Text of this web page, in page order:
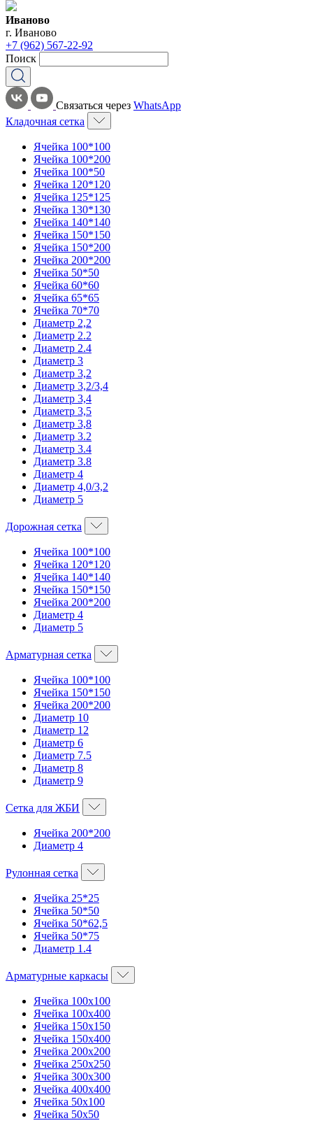
Иваново
г. Иваново
+7 (962) 567-22-92
Поиск
Связаться через WhatsApp
Кладочная сетка
Ячейка 100*100
Ячейка 100*200
Ячейка 100*50
Ячейка 120*120
Ячейка 125*125
Ячейка 130*130
Ячейка 140*140
Ячейка 150*150
Ячейка 150*200
Ячейка 200*200
Ячейка 50*50
Ячейка 60*60
Ячейка 65*65
Ячейка 70*70
Диаметр 2,2
Диаметр 2.2
Диаметр 2.4
Диаметр 3
Диаметр 3,2
Диаметр 3,2/3,4
Диаметр 3,4
Диаметр 3,5
Диаметр 3,8
Диаметр 3.2
Диаметр 3.4
Диаметр 3.8
Диаметр 4
Диаметр 4,0/3,2
Диаметр 5
Дорожная сетка
Ячейка 100*100
Ячейка 120*120
Ячейка 140*140
Ячейка 150*150
Ячейка 200*200
Диаметр 4
Диаметр 5
Арматурная сетка
Ячейка 100*100
Ячейка 150*150
Ячейка 200*200
Диаметр 10
Диаметр 12
Диаметр 6
Диаметр 7.5
Диаметр 8
Диаметр 9
Сетка для ЖБИ
Ячейка 200*200
Диаметр 4
Рулонная сетка
Ячейка 25*25
Ячейка 50*50
Ячейка 50*62,5
Ячейка 50*75
Диаметр 1.4
Арматурные каркасы
Ячейка 100х100
Ячейка 100х400
Ячейка 150х150
Ячейка 150х400
Ячейка 200х200
Ячейка 250х250
Ячейка 300х300
Ячейка 400х400
Ячейка 50х100
Ячейка 50х50